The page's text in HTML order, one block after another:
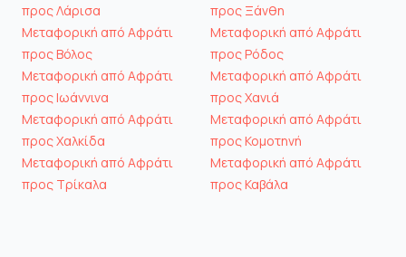
προς Λάρισα
Μεταφορική από Αφράτι
προς Βόλος
Μεταφορική από Αφράτι
προς Ιωάννινα
Μεταφορική από Αφράτι
προς Χαλκίδα
Μεταφορική από Αφράτι
προς Τρίκαλα
προς Ξάνθη
Μεταφορική από Αφράτι
προς Ρόδος
Μεταφορική από Αφράτι
προς Χανιά
Μεταφορική από Αφράτι
προς Κομοτηνή
Μεταφορική από Αφράτι
προς Καβάλα